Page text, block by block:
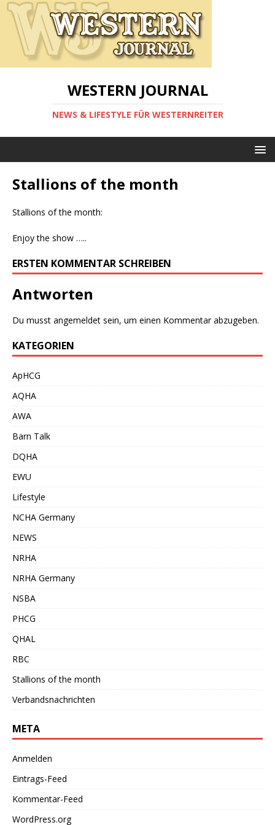
WESTERN JOURNAL
NEWS & LIFESTYLE FÜR WESTERNREITER
Stallions of the month
Stallions of the month:
Enjoy the show …..
ERSTEN KOMMENTAR SCHREIBEN
Antworten
Du musst angemeldet sein, um einen Kommentar abzugeben.
KATEGORIEN
ApHCG
AQHA
AWA
Barn Talk
DQHA
EWU
Lifestyle
NCHA Germany
NEWS
NRHA
NRHA Germany
NSBA
PHCG
QHAL
RBC
Stallions of the month
Verbandsnachrichten
META
Anmelden
Eintrags-Feed
Kommentar-Feed
WordPress.org